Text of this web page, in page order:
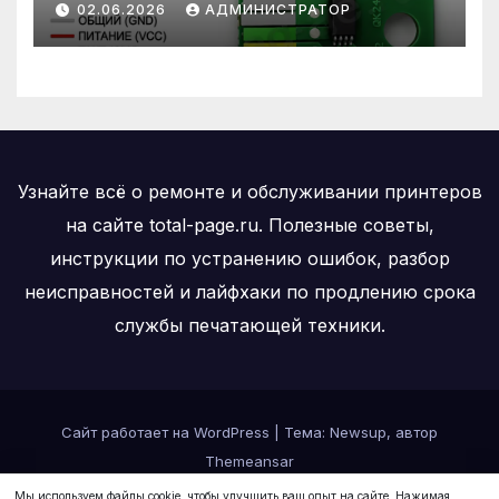
02.06.2026 АДМИНИСТРАТОР
Узнайте всё о ремонте и обслуживании принтеров
на сайте total-page.ru. Полезные советы,
инструкции по устранению ошибок, разбор
неисправностей и лайфхаки по продлению срока
службы печатающей техники.
Сайт работает на WordPress Тема: Newsup, автор
Themeansar
Мы используем файлы cookie, чтобы улучшить ваш опыт на сайте. Нажимая